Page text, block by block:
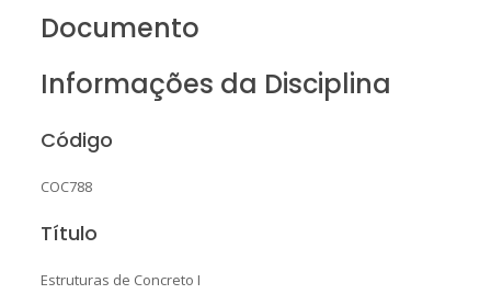
Documento
Informações da Disciplina
Código
COC788
Título
Estruturas de Concreto I